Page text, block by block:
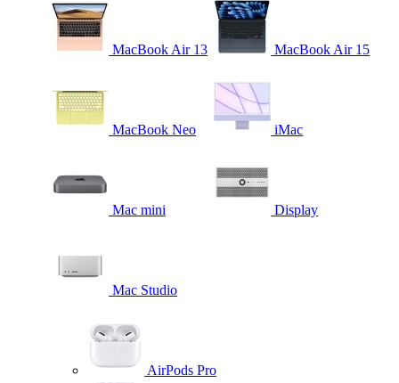
MacBook Air 13 MacBook Air 15
MacBook Neo iMac
Mac mini Display
Mac Studio
AirPods Pro